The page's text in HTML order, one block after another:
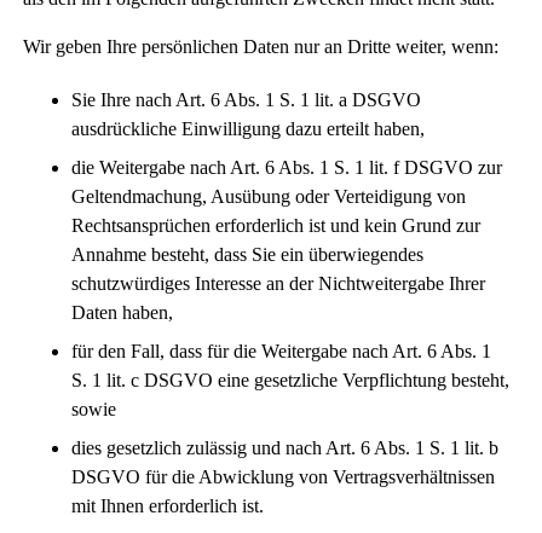
Wir geben Ihre persönlichen Daten nur an Dritte weiter, wenn:
Sie Ihre nach Art. 6 Abs. 1 S. 1 lit. a DSGVO
ausdrückliche Einwilligung dazu erteilt haben,
die Weitergabe nach Art. 6 Abs. 1 S. 1 lit. f DSGVO zur
Geltendmachung, Ausübung oder Verteidigung von
Rechtsansprüchen erforderlich ist und kein Grund zur
Annahme besteht, dass Sie ein überwiegendes
schutzwürdiges Interesse an der Nichtweitergabe Ihrer
Daten haben,
für den Fall, dass für die Weitergabe nach Art. 6 Abs. 1
S. 1 lit. c DSGVO eine gesetzliche Verpflichtung besteht,
sowie
dies gesetzlich zulässig und nach Art. 6 Abs. 1 S. 1 lit. b
DSGVO für die Abwicklung von Vertragsverhältnissen
mit Ihnen erforderlich ist.